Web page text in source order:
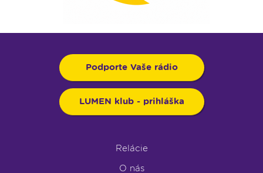
Podporte Vaše rádio
LUMEN klub - prihláška
Relácie
O nás